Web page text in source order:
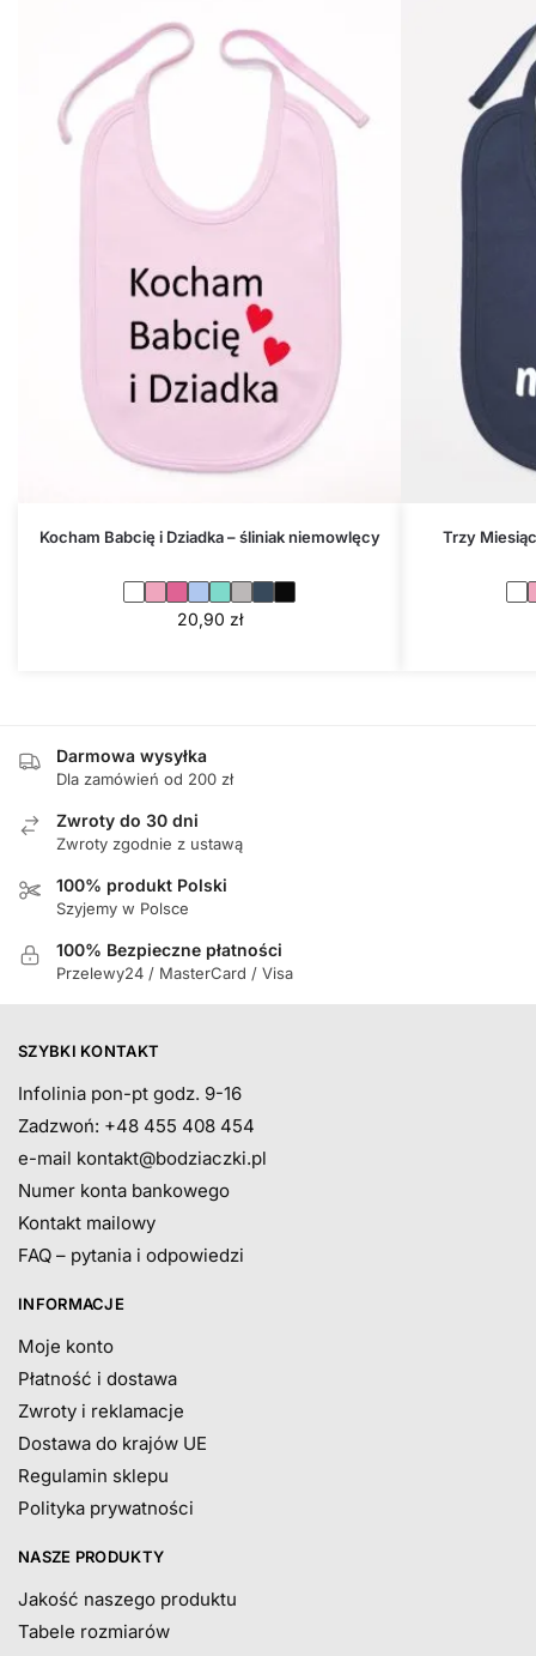
Kocham Babcię i Dziadka – śliniak niemowlęcy
20,90 zł
Trzy
Darmowa wysyłka
Dla zamówień od 200 zł
Zwroty do 30 dni
Zwroty zgodnie z ustawą
100% produkt Polski
Szyjemy w Polsce
100% Bezpieczne płatności
Przelewy24 / MasterCard / Visa
SZYBKI KONTAKT
Infolinia pon-pt godz. 9-16
Zadzwoń: +48 455 408 454
e-mail kontakt@bodziaczki.pl
Numer konta bankowego
Kontakt mailowy
FAQ – pytania i odpowiedzi
INFORMACJE
Moje konto
Płatność i dostawa
Zwroty i reklamacje
Dostawa do krajów UE
Regulamin sklepu
Polityka prywatności
NASZE PRODUKTY
Jakość naszego produktu
Tabele rozmiarów